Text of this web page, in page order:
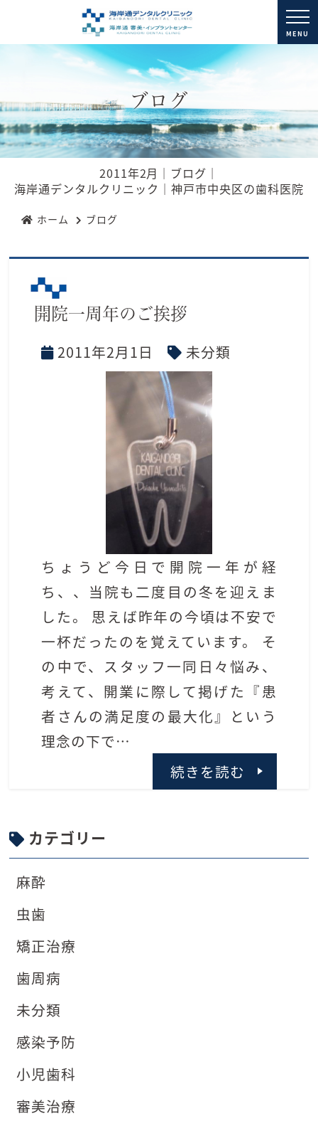
MENU
ブログ
2011年2月｜ブログ｜
海岸通デンタルクリニック｜神戸市中央区の歯科医院
ホーム ブログ
開院一周年のご挨拶
2011年2月1日 未分類
ちょうど今日で開院一年が経
ち、、当院も二度目の冬を迎えま
した。 思えば昨年の今頃は不安で
一杯だったのを覚えています。 そ
の中で、スタッフ一同日々悩み、
考えて、開業に際して掲げた『患
者さんの満足度の最大化』という
理念の下で…
続きを読む
カテゴリー
麻酔
虫歯
矯正治療
歯周病
未分類
感染予防
小児歯科
審美治療